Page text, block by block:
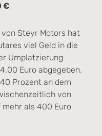
€
Steyr Motors hat
viel Geld in die
Umplatzierung
Euro abgegeben.
Prozent an dem
von
als 400 Euro